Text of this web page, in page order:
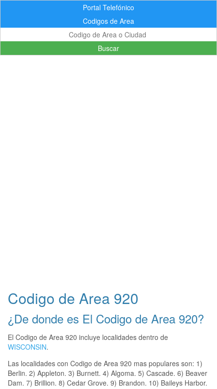
Portal Telefónico
Codigos de Area
Buscar
Codigo de Area 920
¿De donde es El Codigo de Area 920?
El Codigo de Area 920 incluye localidades dentro de
WISCONSIN.
Las localidades con Codigo de Area 920 mas populares son: 1)
Berlin. 2) Appleton. 3) Burnett. 4) Algoma. 5) Cascade. 6) Beaver
Dam. 7) Brillion. 8) Cedar Grove. 9) Brandon. 10) Baileys Harbor.